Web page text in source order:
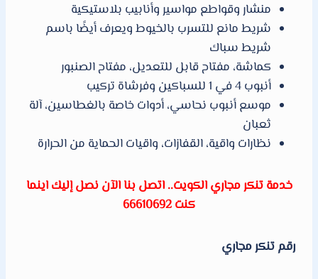
منشار وقواطع مواسير وأنابيب بلاستيكية
شريط مانع للتسرب بالخيوط ويعرف أيضًا باسم
شريط سباك
كماشة، مفتاح قابل للتعديل، مفتاح الصنبور
أنبوب 4 في 1 للسباكين وفرشاة تركيب
موسع أنبوب نحاسي، أدوات خاصة بالغطاسين، آلة
ثعبان
نظارات واقية، القفازات، واقيات الحماية من الحرارة
خدمة تنكر مجاري الكويت.. اتصل بنا الآن نصل إليك اينما
كنت 66610692
رقم تنكر مجاري